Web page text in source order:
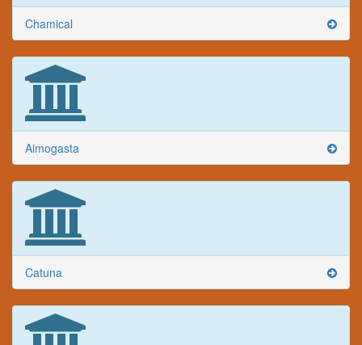
Chamical
Aimogasta
Catuna